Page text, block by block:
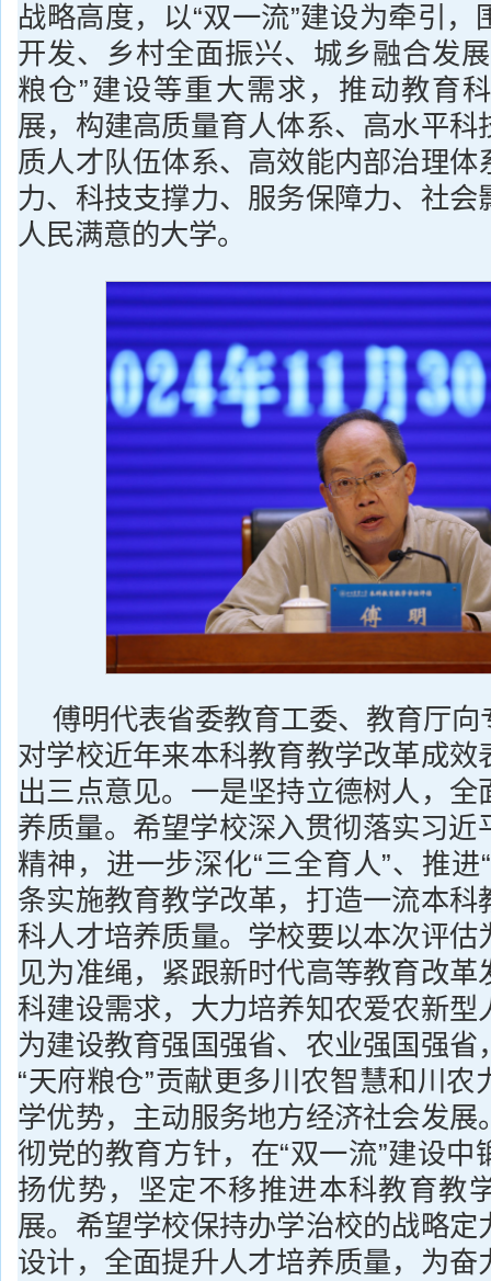
战略高度，以“双一流”建设为牵引，
开发、乡村全面振兴、城乡融合发
粮仓”建设等重大需求，推动教育
展，构建高质量育人体系、高水平科
质人才队伍体系、高效能内部治理体
力、科技支撑力、服务保障力、社会
人民满意的大学。
傅明代表省委教育工委、教育厅
对学校近年来本科教育教学改革成效
出三点意见。一是坚持立德树人，全
养质量。希望学校深入贯彻落实习近
精神，进一步深化“三全育人”、推进
条实施教育教学改革，打造一流本科
科人才培养质量。学校要以本次评估
见为准绳，紧跟新时代高等教育改革
科建设需求，大力培养知农爱农新型
为建设教育强国强省、农业强国强省
“天府粮仓”贡献更多川农智慧和川农
学优势，主动服务地方经济社会发展
彻党的教育方针，在“双一流”建设中
扬优势，坚定不移推进本科教育教
展。希望学校保持办学治校的战略定
设计，全面提升人才培养质量，为奋